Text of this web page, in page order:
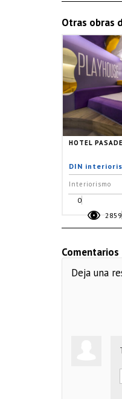
Otras obras
HOTEL
DIN
Interiorismo
0
2859
Comentarios
Deja una